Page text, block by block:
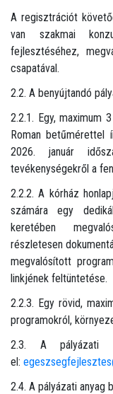
A regisztrációt
van szakmai
fejlesztéséhez,
csapatával.
2.2. A benyújtandó
2.2.1. Egy, maximum
Roman betűmérettel
2026. január
tevékenységekről a
2.2.2. A kórház
számára egy
keretében
részletesen
megvalósított
linkjének feltüntetése.
2.2.3. Egy rövid,
programokról,
2.3. A pályázati
el:
2.4. A pályázati anyag